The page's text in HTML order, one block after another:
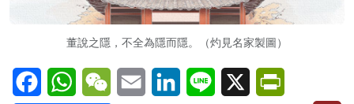
董說之隱，不全為隱而隱。（灼見名家製圖）
FacebookWhatsAppWeChatEmail LinkedInLine X